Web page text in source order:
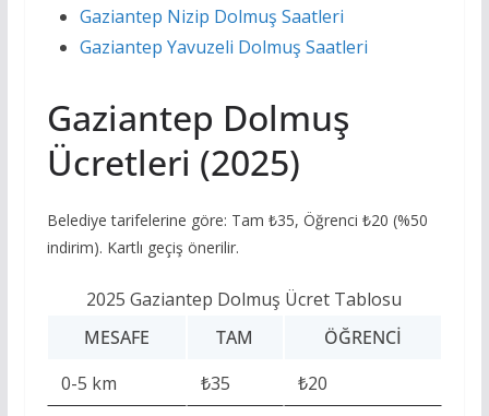
Gaziantep Nizip Dolmuş Saatleri
Gaziantep Yavuzeli Dolmuş Saatleri
Gaziantep Dolmuş
Ücretleri (2025)
Belediye tarifelerine göre: Tam ₺35, Öğrenci ₺20 (%50
indirim). Kartlı geçiş önerilir.
2025 Gaziantep Dolmuş Ücret Tablosu
MESAFE
TAM
ÖĞRENCI
0-5 km
₺35
₺20